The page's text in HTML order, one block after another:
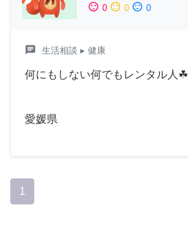
sentiment_satisfied 0 sentiment_neutral 0 sentiment_dissatisfied 0
chat 生活相談 ▸ 健康
何にもしない何でもレンタル人☘
愛媛県
1